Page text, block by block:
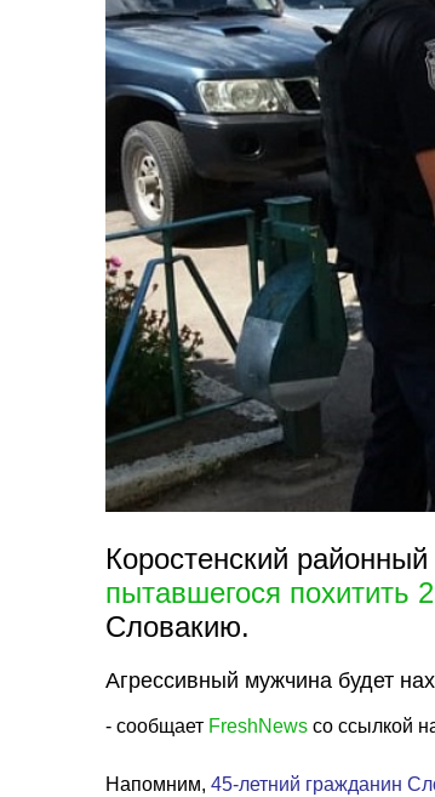
Коростенский
пытавшегося похитить
Словакию.
Агрессивный мужчина будет
- сообщает FreshNews со ссылкой
Напомним, 45-летний гражданин